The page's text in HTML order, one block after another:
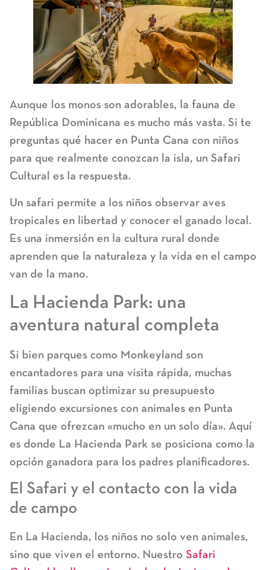
Aunque los monos son adorables, la fauna de
República Dominicana es mucho más vasta. Si te
preguntas qué hacer en Punta Cana con niños
para que realmente conozcan la isla, un Safari
Cultural es la respuesta.
Un safari permite a los niños observar aves
tropicales en libertad y conocer el ganado local.
Es una inmersión en la cultura rural donde
aprenden que la naturaleza y la vida en el campo
van de la mano.
La Hacienda Park: una
aventura natural completa
Si bien parques como Monkeyland son
encantadores para una visita rápida, muchas
familias buscan optimizar su presupuesto
eligiendo excursiones con animales en Punta
Cana que ofrezcan «mucho en un solo día». Aquí
es donde La Hacienda Park se posiciona como la
opción ganadora para los padres planificadores.
El Safari y el contacto con la vida
de campo
En La Hacienda, los niños no solo ven animales,
sino que viven el entorno. Nuestro Safari